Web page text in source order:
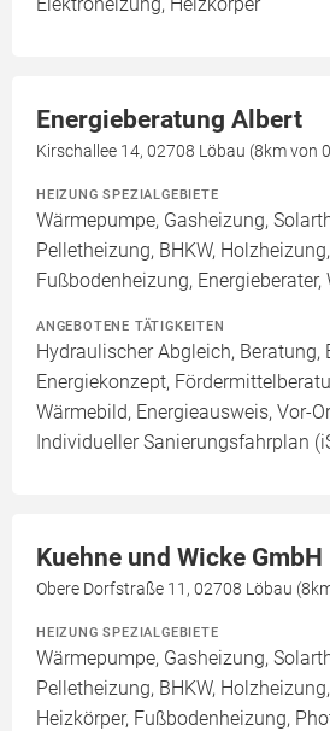
Energieberatung Albert
Kirschallee 14, 02708 Löbau (8km von
HEIZUNG SPEZIALGEBIETE
Wärmepumpe, Gasheizung,
Pelletheizung, BHKW,
Fußbodenheizung,
ANGEBOTENE TÄTIGKEITEN
Hydraulischer Abgleich, Beratung,
Energiekonzept,
Wärmebild, Energieausweis, Vor-
Individueller Sanierungsfahrplan
Kuehne und Wicke GmbH
Obere Dorfstraße 11, 02708 Löbau
HEIZUNG SPEZIALGEBIETE
Wärmepumpe, Gasheizung,
Pelletheizung, BHKW,
Heizkörper, Fußbodenheizung,